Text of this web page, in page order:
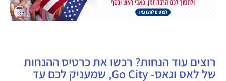
רוצים עוד הנחות? רכשו את כרטיס ההנחות
של לאס וגאס- Go City, שמעניק לכם עד